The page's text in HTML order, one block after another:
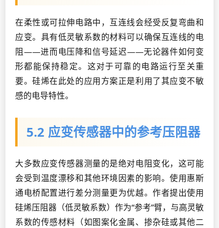
在柔性或可拉伸电路中，互连线会经受反复弯曲和
应变。具有低灵敏系数的材料可以确保互连线的电
阻——进而电压降和信号延迟——无论器件如何变
形都能保持稳定。这对于可靠的电路运行至关重
要。硅烯在此处的应用方案正是利用了其应变不敏
感的电导特性。
5.2 应变传感器中的参考压阻器
大多数应变传感器测量的是绝对电阻变化，这可能
会受到温度漂移和其他环境因素的影响。使用惠斯
通电桥配置进行差分测量更为优越。作者提出使用
硅烯压阻器（低灵敏系数）作为“参考”臂，与高灵敏
系数的传感材料（如图案化金属、掺杂硅或其他二